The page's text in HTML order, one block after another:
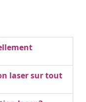
laser sur tout